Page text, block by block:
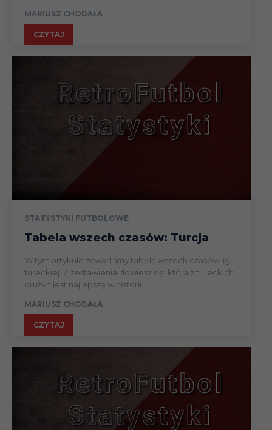
MARIUSZ CHODAŁA
CZYTAJ
STATYSTYKI FUTBOLOWE
Tabela wszech czasów: Turcja
W tym artykule zawarliśmy tabelę wszech czasów ligi
tureckiej. Z zestawienia dowiesz się, która z tureckich
drużyn jest najlepszą w historii.
MARIUSZ CHODAŁA
CZYTAJ